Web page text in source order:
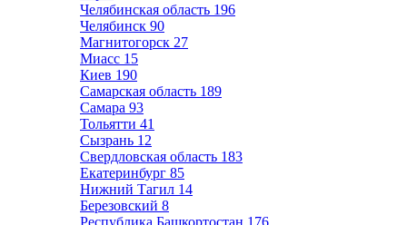
Челябинская область 196
Челябинск 90
Магнитогорск 27
Миасс 15
Киев 190
Самарская область 189
Самара 93
Тольятти 41
Сызрань 12
Свердловская область 183
Екатеринбург 85
Нижний Тагил 14
Березовский 8
Республика Башкортостан 176